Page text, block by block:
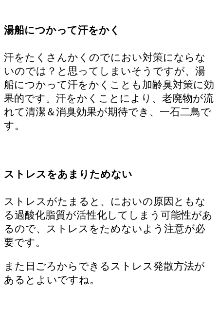
湯船につかって汗をかく
汗をたくさんかくのでにおい対策にならな
いのでは？と思ってしまいそうですが、湯
船につかって汗をかくことも加齢臭対策に効
果的です。汗をかくことにより、老廃物が流
れて清潔＆消臭効果が期待でき、一石二鳥で
す。
ストレスをあまりためない
ストレスがたまると、においの原因ともな
る過酸化脂質が活性化してしまう可能性があ
るので、ストレスをためないよう注意が必
要です。
また日ごろからできるストレス発散方法が
あるとよいですね。